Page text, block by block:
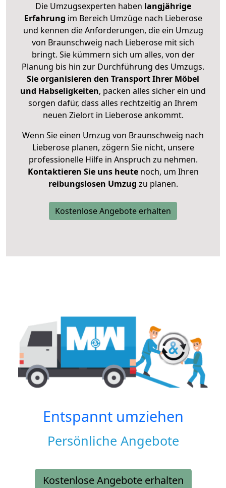
Die Umzugsexperten haben langjährige
Erfahrung im Bereich Umzüge nach Lieberose
und kennen die Anforderungen, die ein Umzug
von Braunschweig nach Lieberose mit sich
bringt. Sie kümmern sich um alles, von der
Planung bis hin zur Durchführung des Umzugs.
Sie organisieren den Transport Ihrer Möbel
und Habseligkeiten, packen alles sicher ein und
sorgen dafür, dass alles rechtzeitig an Ihrem
neuen Zielort in Lieberose ankommt.
Wenn Sie einen Umzug von Braunschweig nach
Lieberose planen, zögern Sie nicht, unsere
professionelle Hilfe in Anspruch zu nehmen.
Kontaktieren Sie uns heutenoch, um Ihren
reibungslosen Umzug zu planen.
Kostenlose Angebote erhalten
Entspannt umziehen
Persönliche Angebote
Kostenlose Angebote erhalten